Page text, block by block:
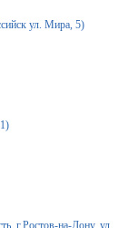
ул. Мира, 5)